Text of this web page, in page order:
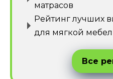
матрасов
Рейтинг лучших
для мягкой
Все